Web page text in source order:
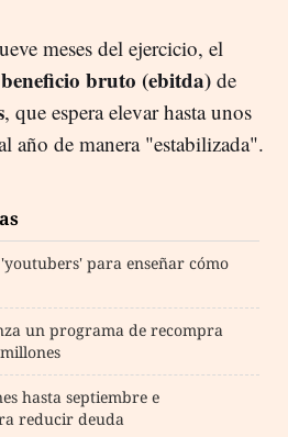
meses del ejercicio, el
beneficio bruto (ebitda) de
, que espera elevar hasta unos
año de manera "estabilizada".
'youtubers' para enseñar cómo
un programa de recompra
hasta septiembre e
reducir deuda